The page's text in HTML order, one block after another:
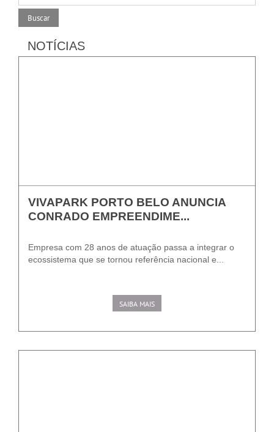
NOTÍCIAS
VIVAPARK PORTO BELO ANUNCIA
CONRADO EMPREENDIME...
Empresa com 28 anos de atuação passa a integrar o
ecossistema que se tornou referência nacional e...
SAIBA MAIS